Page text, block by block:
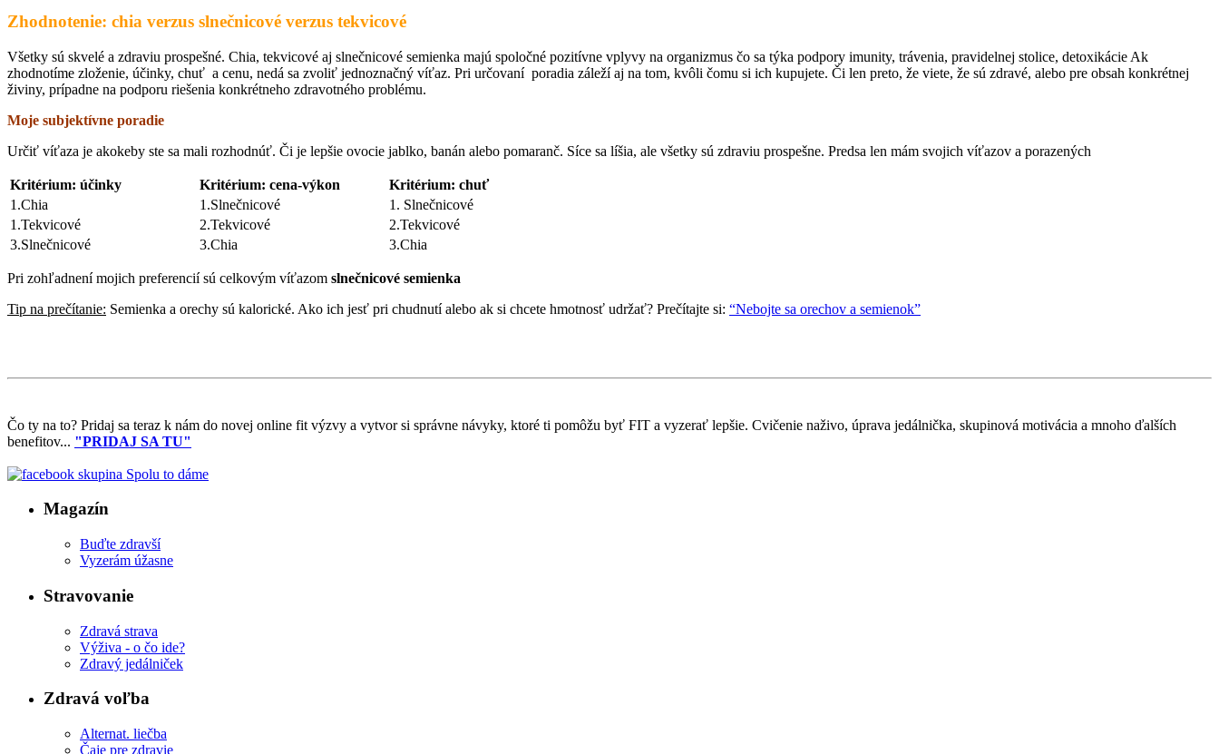
Zhodnotenie: chia verzus slnečnicové verzus tekvicové
Všetky sú skvelé a zdraviu prospešné. Chia, tekvicové aj slnečnicové semienka majú spoločné pozitívne vplyvy na organizmus čo sa týka podpory imunity, trávenia, pravidelnej stolice, detoxikácie Ak
zhodnotíme zloženie, účinky, chuť a cenu, nedá sa zvoliť jednoznačný víťaz. Pri určovaní poradia záleží aj na tom, kvôli čomu si ich kupujete. Či len preto, že viete, že sú zdravé, alebo pre obsah konkrétnej
živiny, prípadne na podporu riešenia konkrétneho zdravotného problému.
Moje subjektívne poradie
Určiť víťaza je akokeby ste sa mali rozhodnúť. Či je lepšie ovocie jablko, banán alebo pomaranč. Síce sa líšia, ale všetky sú zdraviu prospešne. Predsa len mám svojich víťazov a porazených
Kritérium: účinky Kritérium: cena-výkon
Kritérium: chuť
1.Chia
1.Slnečnicové
1. Slnečnicové
1.Tekvicové
2.Tekvicové
2.Tekvicové
3.Slnečnicové
3.Chia 3.Chia
Pri zohľadnení mojich preferencií sú celkovým víťazom slnečnicové semienka
Tip na prečítanie: Semienka a orechy sú kalorické. Ako ich jesť pri chudnutí alebo ak si chcete hmotnosť udržať? Prečítajte si: “Nebojte sa orechov a semienok”
Čo ty na to? Pridaj sa teraz k nám do novej online fit výzvy a vytvor si správne návyky, ktoré ti pomôžu byť FIT a vyzerať lepšie. Cvičenie naživo, úprava jedálnička, skupinová motivácia a mnoho ďalších
benefitov... "PRIDAJ SA TU"
Magazín
Buďte zdravší
Vyzerám úžasne
Stravovanie
Zdravá strava
Výživa - o čo ide?
Zdravý jedálniček
Zdravá voľba
Alternat. liečba
Čaje pre zdravie